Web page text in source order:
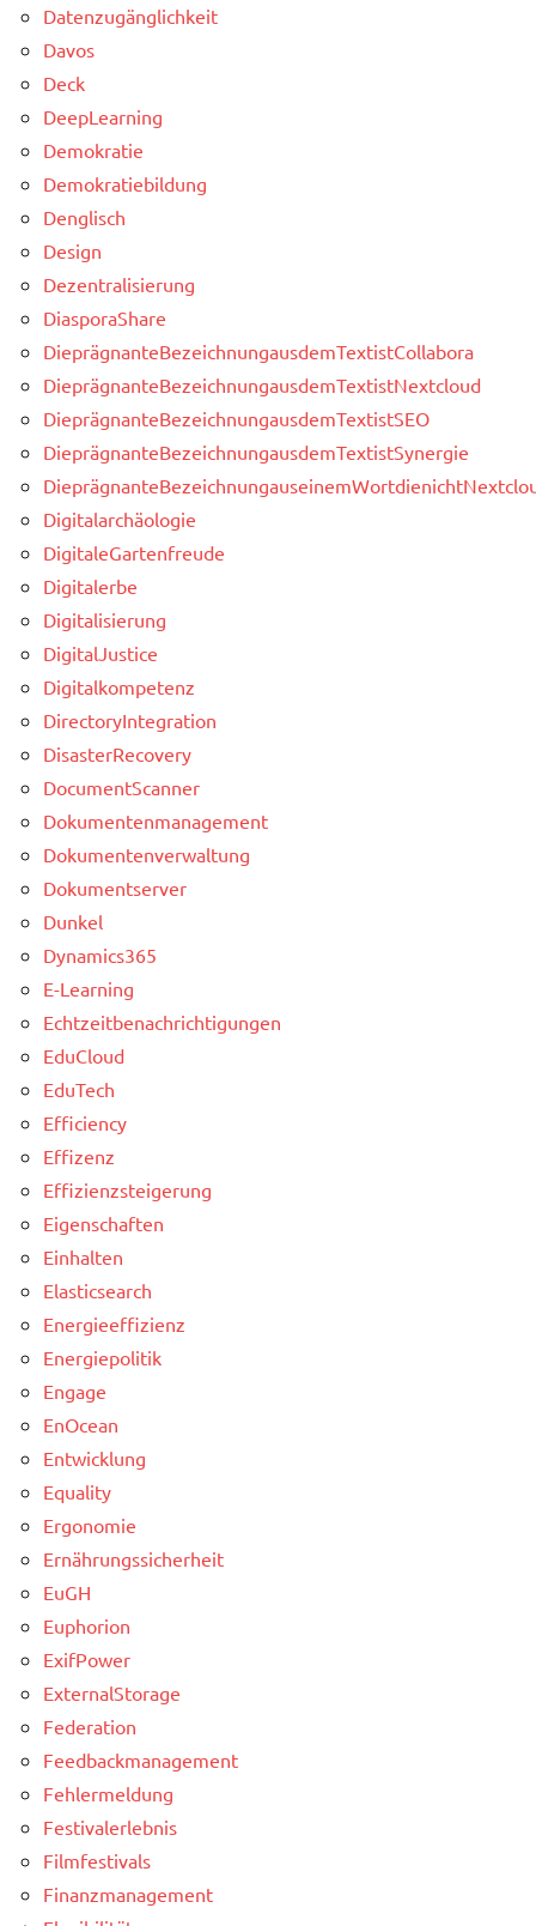
Datenzugänglichkeit
Davos
Deck
DeepLearning
Demokratie
Demokratiebildung
Denglisch
Design
Dezentralisierung
DiasporaShare
DieprägnanteBezeichnungausdemTextistCollabora
DieprägnanteBezeichnungausdemTextistNextcloud
DieprägnanteBezeichnungausdemTextistSEO
DieprägnanteBezeichnungausdemTextistSynergie
Digitalarchäologie
DigitaleGartenfreude
Digitalerbe
Digitalisierung
DigitalJustice
Digitalkompetenz
DirectoryIntegration
DisasterRecovery
DocumentScanner
Dokumentenmanagement
Dokumentenverwaltung
Dokumentserver
Dunkel
Dynamics365
E-Learning
Echtzeitbenachrichtigungen
EduCloud
EduTech
Efficiency
Effizenz
Effizienzsteigerung
Eigenschaften
Einhalten
Elasticsearch
Energieeffizienz
Energiepolitik
Engage
EnOcean
Entwicklung
Equality
Ergonomie
Ernährungssicherheit
EuGH
Euphorion
ExifPower
ExternalStorage
Federation
Feedbackmanagement
Fehlermeldung
Festivalerlebnis
Filmfestivals
Finanzmanagement